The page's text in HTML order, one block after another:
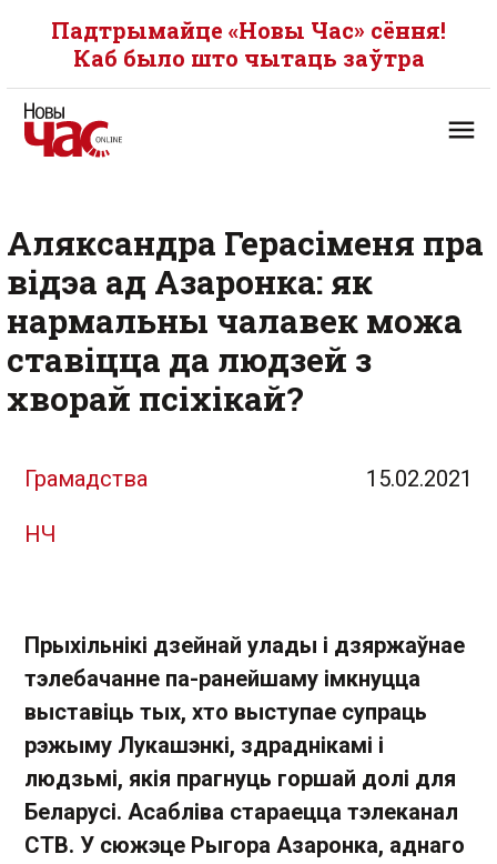
Падтрымайце «Новы Час» сёння!
Каб было што чытаць заўтра
Аляксандра Герасіменя пра
відэа ад Азаронка: як
нармальны чалавек можа
ставіцца да людзей з
хворай псіхікай?
Грамадства 15.02.2021
НЧ
Прыхільнікі дзейнай улады і дзяржаўнае
тэлебачанне па-ранейшаму імкнуцца
выставіць тых, хто выступае супраць
рэжыму Лукашэнкі, здраднікамі і
людзьмі, якія прагнуць горшай долі для
Беларусі. Асабліва стараецца тэлеканал
СТВ. У сюжэце Рыгора Азаронка, аднаго